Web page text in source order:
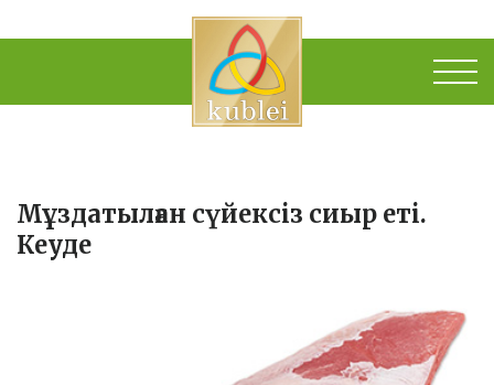
Мұздатылған сүйексіз сиыр еті.
Кеуде